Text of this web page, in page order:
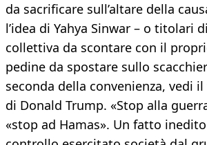
da sacrificare sull’altare della
l’idea di Yahya Sinwar – o titolari
collettiva da scontare con il
pedine da spostare sullo
seconda della convenienza, vedi il
di Donald Trump. «Stop alla
«stop ad Hamas». Un fatto